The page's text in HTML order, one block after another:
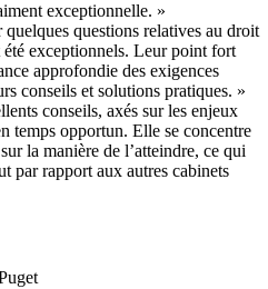
exceptionnelle. »
quelques questions relatives au droit
exceptionnels. Leur point fort
approfondie des exigences
conseils et solutions pratiques. »
conseils, axés sur les enjeux
temps opportun. Elle se concentre
la manière de l’atteindre, ce qui
par rapport aux autres cabinets